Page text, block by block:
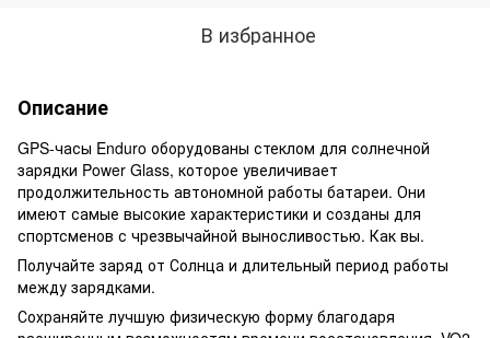
В избранное
Описание
GPS-часы Enduro оборудованы стеклом для солнечной
зарядки Power Glass, которое увеличивает
продолжительность автономной работы батареи. Они
имеют самые высокие характеристики и созданы для
спортсменов с чрезвычайной выносливостью. Как вы.
Получайте заряд от Солнца и длительный период работы
между зарядками.
Сохраняйте лучшую физическую форму благодаря